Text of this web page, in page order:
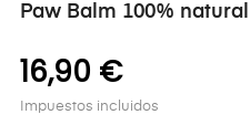
Paw Balm 100%
16,90 €
Impuestos incluidos